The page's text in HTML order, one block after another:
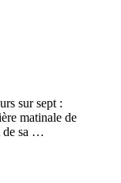
sur sept :
matinale de
sa …